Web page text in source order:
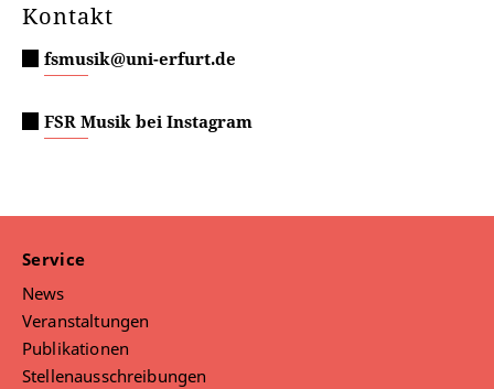
Kontakt
fsmusik@uni-erfurt.de
FSR Musik bei Instagram
Service
News
Veranstaltungen
Publikationen
Stellenausschreibungen